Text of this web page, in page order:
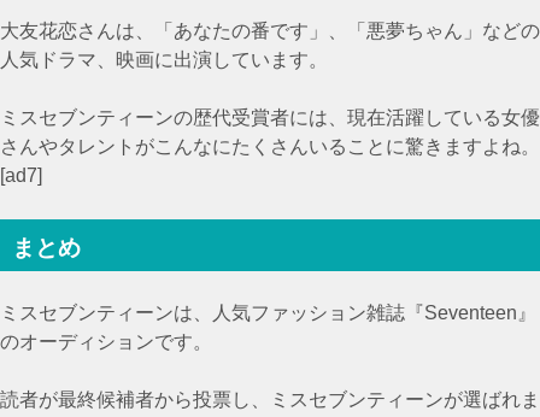
大友花恋さんは、「あなたの番です」、「悪夢ちゃん」などの
人気ドラマ、映画に出演しています。
ミスセブンティーンの歴代受賞者には、現在活躍している女優
さんやタレントがこんなにたくさんいることに驚きますよね。
[ad7]
まとめ
ミスセブンティーンは、人気ファッション雑誌『Seventeen』
のオーディションです。
読者が最終候補者から投票し、ミスセブンティーンが選ばれま